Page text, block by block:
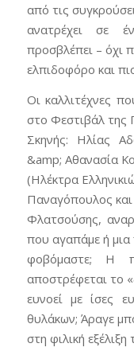
από τις
ανατρέχει σε
προσβλέπει – όχι
ελπιδοφόρο και
Οι καλλιτέχνες
στο Φεστιβάλ της
Σκηνής: Ηλίας
&amp; Αθανασία
(Ηλέκτρα
Παναγόπουλος
Φλατσούσης,
που αγαπάμε ή
φοβόμαστε; Η
αποστρέφεται το
ευνοεί με ίσες
θυλάκων; Άραγε
στη φιλική